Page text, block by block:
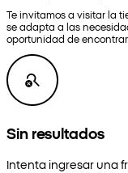
Te invitamos a visitar la
se adapta a las
oportunidad de encontrar
Sin resultados
Intenta ingresar una